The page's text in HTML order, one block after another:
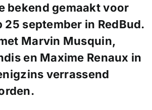
bekend gemaakt voor
25 september in RedBud.
Marvin Musquin,
en Maxime Renaux in
verrassend